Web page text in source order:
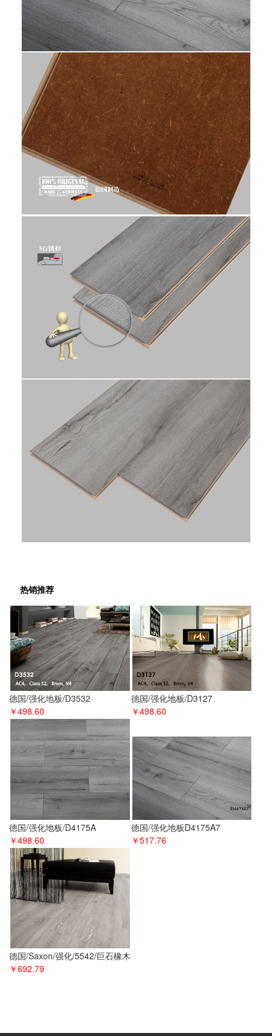
热销推荐
德国/强化地板/D3532
￥498.60
德国/强化地板/D3127
￥498.60
德国/强化地板/D4175A
￥498.60
德国/强化地板D4175A7
￥517.76
德国/Saxon/强化/5542/巨石橡木
￥692.79